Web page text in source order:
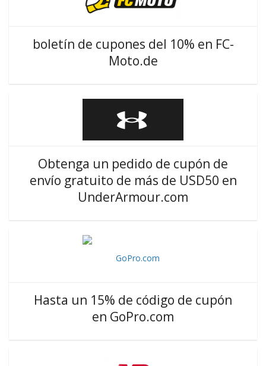
boletín de cupones del 10% en FC-
Moto.de
Obtenga un pedido de cupón de
envío gratuito de más de USD50 en
UnderArmour.com
Hasta un 15% de código de cupón
en GoPro.com